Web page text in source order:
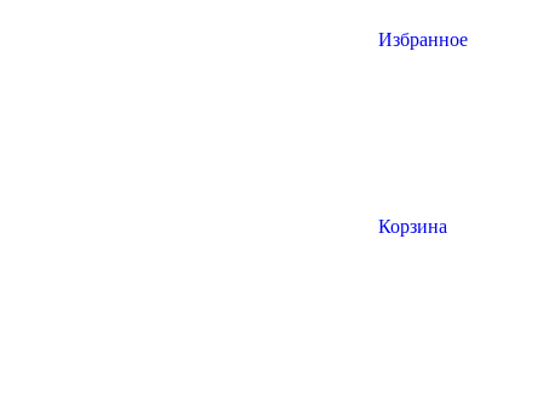
Избранное
Корзина